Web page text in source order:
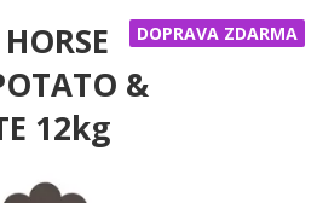
DOPRAVA ZDARMA
&
12kg